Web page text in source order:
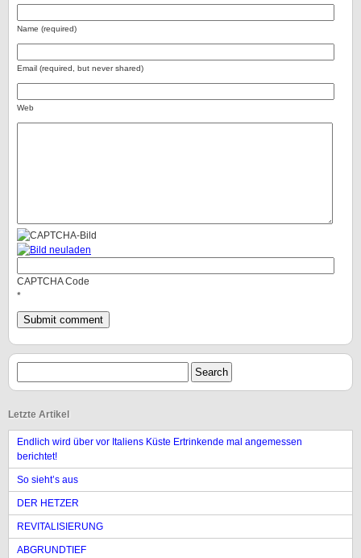
Name (required)
Email (required, but never shared)
Web
CAPTCHA Code
*
Letzte Artikel
Endlich wird über vor Italiens Küste Ertrinkende mal angemessen
berichtet!
So sieht’s aus
DER HETZER
REVITALISIERUNG
ABGRUNDTIEF